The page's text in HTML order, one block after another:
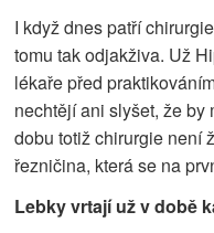
I když dnes patří
tomu tak odjakživa. Už
lékaře před
nechtějí ani slyšet, že by
dobu totiž chirurgie není
řezničina, která se na
Lebky vrtají už v době